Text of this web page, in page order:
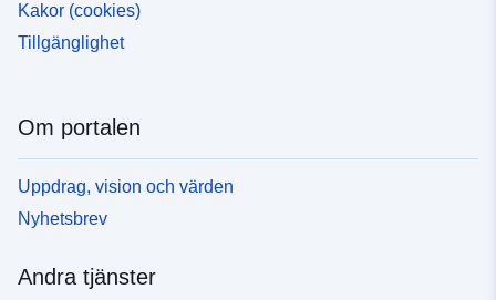
Kakor (cookies)
Tillgänglighet
Om portalen
Uppdrag, vision och värden
Nyhetsbrev
Andra tjänster